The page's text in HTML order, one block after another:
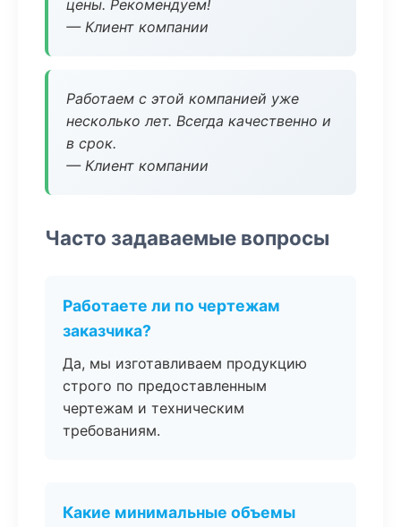
цены. Рекомендуем!
— Клиент компании
Работаем с этой компанией уже
несколько лет. Всегда качественно и
в срок.
— Клиент компании
Часто задаваемые вопросы
Работаете ли по чертежам
заказчика?
Да, мы изготавливаем продукцию
строго по предоставленным
чертежам и техническим
требованиям.
Какие минимальные объемы